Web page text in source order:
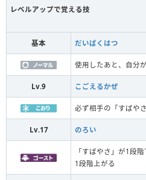
レベルアップで覚える技
基本 だいばくはつ
使用したあと、自分
Lv.9 こごえるかぜ
必ず相手の「すばや
Lv.17 のろい
「すばやさ」が1段
1段階上がる